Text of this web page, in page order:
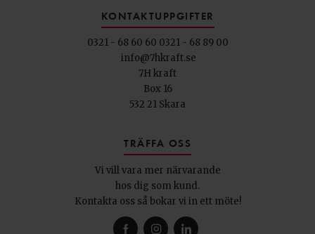
KONTAKTUPPGIFTER
0321 - 68 60 60 0321 - 68 89 00
info@7hkraft.se
7H kraft
Box 16
532 21 Skara
TRÄFFA OSS
Vi vill vara mer närvarande
hos dig som kund.
Kontakta oss så bokar vi in ett möte!